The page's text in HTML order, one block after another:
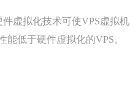
虚拟化技术可使VPS虚拟机
低于硬件虚拟化的VPS。